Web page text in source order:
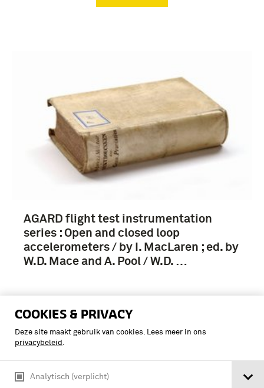
COOKIES & PRIVACY
Deze site maakt gebruik van cookies. Lees meer in ons
privacybeleid .
Analytisch (verplicht)
AGARD flight test instrumentation
series : Open and closed loop
accelerometers / by I. MacLaren ; ed. by
W.D. Mace and A. Pool / W.D. …